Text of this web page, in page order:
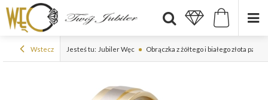
Wstecz Jesteś tu: Jubiler Węc Obrączka z żółtego i białego złota